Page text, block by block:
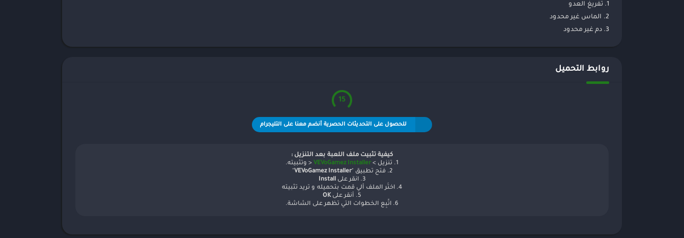
1. تفريغ العدو
2. الماس غير محدود
3. دم غير محدود
روابط التحميل
15
للحصول على التحديثات الحصرية أنضم معنا على التليجرام
كيفية تثبيت ملف اللعبة بعد التنزيل :
1. تنزيل >
VEVoGamez Installer < وتثبيته.
2. فتح تطبيق "
VEVoGamez Installer
"
3. انقر على
Install
4. اختَر الملف ألي قمت بتحميله و تريد تثبيته
5. أنقر على
OK
6. اتّبِع الخطوات التي تظهر على الشاشة.